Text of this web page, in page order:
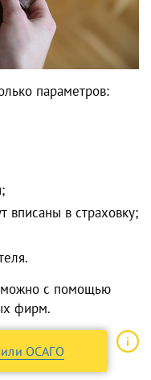
параметров:
вписаны в страховку;
можно с помощью
фирм.
или ОСАГО